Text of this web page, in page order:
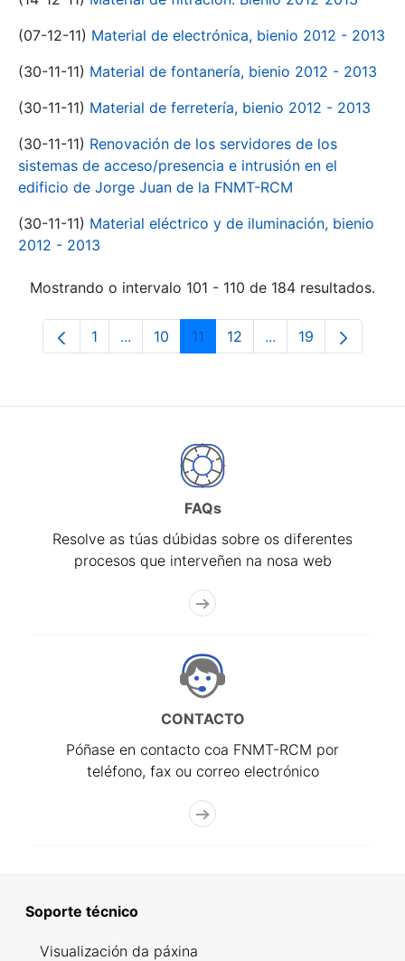
(07-12-11) Material de electrónica, bienio 2012 - 2013
(30-11-11) Material de fontanería, bienio 2012 - 2013
(30-11-11) Material de ferretería, bienio 2012 - 2013
(30-11-11) Renovación de los servidores de los
sistemas de acceso/presencia e intrusión en el
edificio de Jorge Juan de la FNMT-RCM
(30-11-11) Material eléctrico y de iluminación, bienio
2012 - 2013
Mostrando o intervalo 101 - 110 de 184 resultados.
Páxina
1 ...Páxinas intermedias Use pestaña para
Páxina
10 Páxina
11 Páxina
12 ...PáxinasPáxina
19
FAQs
Resolve as túas dúbidas sobre os diferentes
procesos que interveñen na nosa web
CONTACTO
Póñase en contacto coa FNMT-RCM por
teléfono, fax ou correo electrónico
Soporte técnico
Visualización da páxina